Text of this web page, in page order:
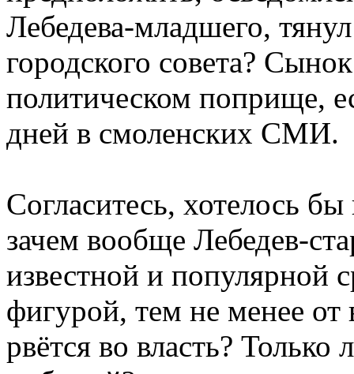
Лебедева-младшего,
городского совета?
политическом поприще,
дней в смоленских СМИ.
Согласитесь, хотелось
зачем вообще Лебедев-
известной и популярной
фигурой, тем не менее
рвётся во власть? Только